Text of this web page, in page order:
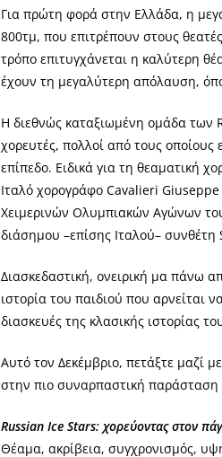
Για πρώτη φορά στην Ελλάδα, η
800τμ, που επιτρέπουν στους
τρόπο επιτυγχάνεται η καλύτερη
έχουν τη μεγαλύτερη απόλαυση,
Η διεθνώς καταξιωμένη ομάδα των
χορευτές, πολλοί από τους οποίους
επίπεδο. Ειδικά για τη θεαματική
Ιταλό χορογράφο Cavalieri
Χειμερινών Ολυμπιακών Αγώνων
διάσημου –επίσης Ιταλού– συνθέτη
Διασκεδαστική, ονειρική μα πάνω
ιστορία του παιδιού που αρνείται
διασκευές της κλασικής ιστορίας
Αυτό τον Δεκέμβριο, πετάξτε μαζί
στην πιο συναρπαστική παράσταση
Russian Ice Stars: χορεύοντας στον
Θέαμα, ακρίβεια, συγχρονισμός,